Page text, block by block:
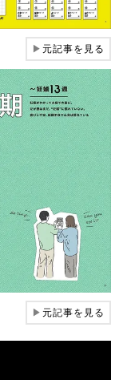
▶元記事を見る
▶元記事を見る